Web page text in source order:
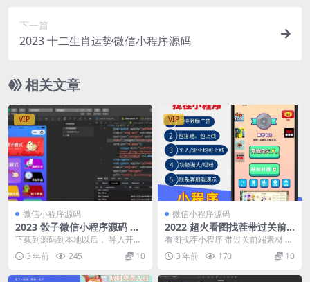
下一篇
2023 十二生肖运势微信小程序源码
相关文章
VIP
微信小程序源码
2023 骰子微信小程序源码 附
流量主
下载到源码到本地以后， 导入开发
者工具就看到一个酷炫小程序了，
可以在开发者工具里...
3 年前 245 10
VIP
微信小程序源码
2022 超火看图找茬带过关前
端素材 微信小程序源码
看图找茬小程序 带过关前端素材 功
能介绍 一共有2510关, 达到高级后
会随机出...
3 年前 170 10